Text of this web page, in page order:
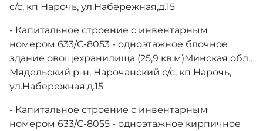
с/с, кп Нарочь, ул.Набережная,д.15
- Капитальное строение с инвентарным
номером 633/С-8053 - одноэтажное блочное
здание овощехранилища (25,9 кв.м)Минская обл.,
Мядельский р-н, Нарочанский с/с, кп Нарочь,
ул.Набережная,д.15
- Капитальное строение с инвентарным
номером 633/С-8055 - одноэтажное кирпичное